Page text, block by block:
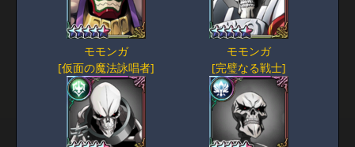
モモンガ
[仮面の魔法詠唱者]
モモンガ
[完璧なる戦士]